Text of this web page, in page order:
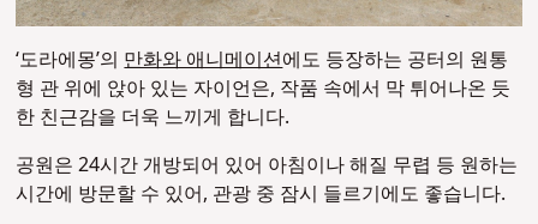
‘도라에몽’의 만화와 애니메이션에도 등장하는 공터의 원통
형 관 위에 앉아 있는 자이언은, 작품 속에서 막 튀어나온 듯
한 친근감을 더욱 느끼게 합니다.
공원은 24시간 개방되어 있어 아침이나 해질 무렵 등 원하는
시간에 방문할 수 있어, 관광 중 잠시 들르기에도 좋습니다.